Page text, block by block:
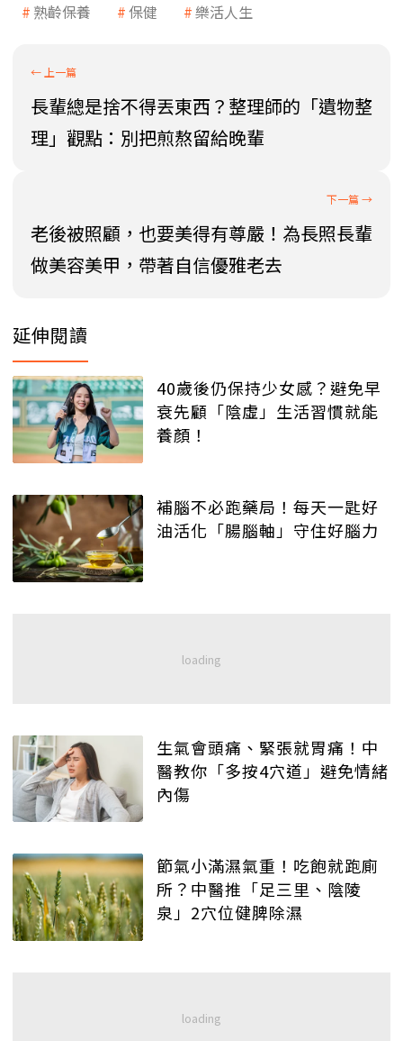
熟齡保養
保健 樂活人生
長輩總是捨不得丟東西？整理師的「遺物整
理」觀點：別把煎熬留給晚輩
老後被照顧，也要美得有尊嚴！為長照長輩
做美容美甲，帶著自信優雅老去
延伸閱讀
40歲後仍保持少女感？避免早
衰先顧「陰虛」生活習慣就能
養顏！
補腦不必跑藥局！每天一匙好
油活化「腸腦軸」守住好腦力
生氣會頭痛、緊張就胃痛！中
醫教你「多按4穴道」避免情緒
內傷
節氣小滿濕氣重！吃飽就跑廁
所？中醫推「足三里、陰陵
泉」2穴位健脾除濕